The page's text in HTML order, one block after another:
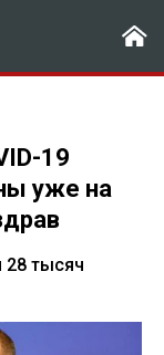
19
уже на
28 тысяч